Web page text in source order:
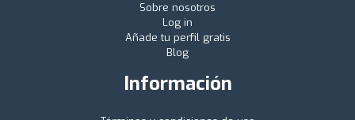
Sobre nosotros
Log in
Añade tu perfil gratis
Blog
Información